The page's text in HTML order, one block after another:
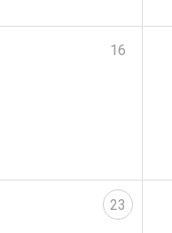
16
23